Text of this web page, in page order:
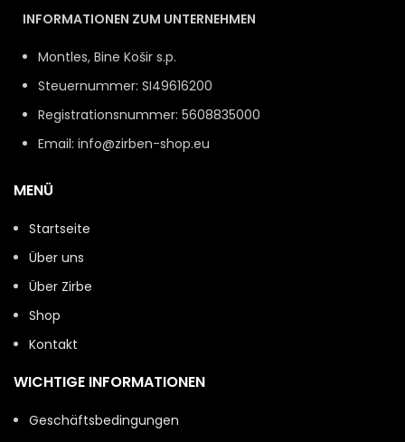
INFORMATIONEN ZUM UNTERNEHMEN
Montles, Bine Košir s.p.
Steuernummer: SI49616200
Registrationsnummer: 5608835000
Email: info@zirben-shop.eu
MENÜ
Startseite
Über uns
Über Zirbe
Shop
Kontakt
WICHTIGE INFORMATIONEN
Geschäftsbedingungen